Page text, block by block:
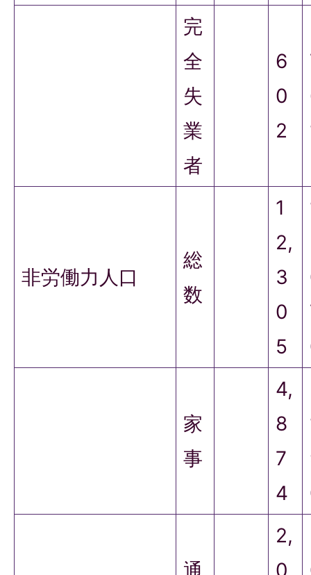
完
全
失
業
者
6
0
2
非労働力人口
総
数
1
2,
3
0
5
家
事
4,
8
7
4
通
2,
0